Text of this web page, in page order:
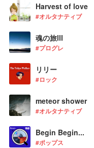
Harvest of love
#オルタナティブ
魂の旅Ⅲ
#プログレ
リリー
#ロック
meteor shower
#オルタナティブ
Begin Begin...
#ポップス